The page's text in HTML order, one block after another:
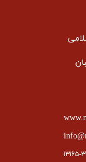
۳۱۱